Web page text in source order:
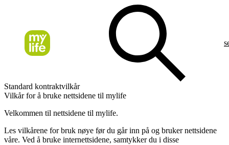
Standard kontraktvilkår
Vilkår for å bruke nettsidene til mylife
Velkommen til nettsidene til mylife.
Les vilkårene for bruk nøye før du går inn på og bruker nettsidene
våre. Ved å bruke internettsidene, samtykker du i disse